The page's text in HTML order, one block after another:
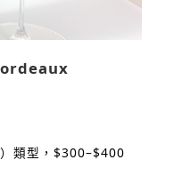
類型，$300–$400